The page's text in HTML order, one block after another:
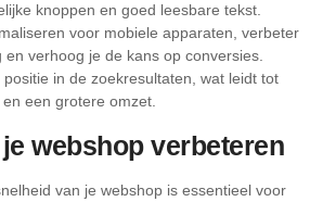
knoppen en goed leesbare tekst.
voor mobiele apparaten, verbeter
verhoog je de kans op conversies.
in de zoekresultaten, wat leidt tot
een grotere omzet.
webshop verbeteren
van je webshop is essentieel voor